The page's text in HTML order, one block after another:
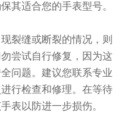
其适合您的手表型号。
缝或断裂的情况，则
尝试自行修复，因为这
问题。建议您联系专业
行检查和修理。在等待
表以防进一步损伤。